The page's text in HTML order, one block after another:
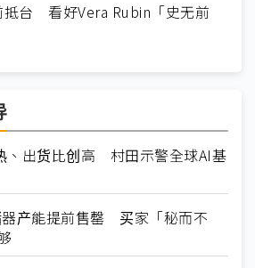
抵台 看好Vera Rubin「史无前
、出货比创高 村田示警全球AI基
产能提前售罄 买家「秘而不